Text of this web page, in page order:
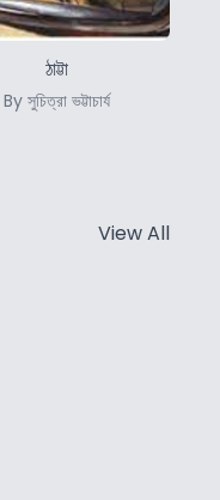
ঠাট্টা
By সুচিত্রা ভট্টাচার্য
View All